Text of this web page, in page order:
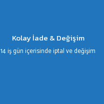
Kolay İade & Değişim
14 iş gün içerisinde iptal ve değişim